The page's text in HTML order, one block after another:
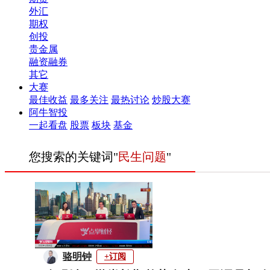
外汇
期权
创投
贵金属
融资融券
其它
大赛
最佳收益 最多关注 最热讨论 炒股大赛
阿牛智投
一起看盘 股票 板块 基金
您搜索的关键词"民生问题"
骆明钟 +订阅